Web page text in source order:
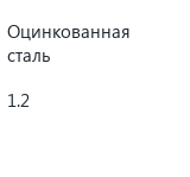
Оцинкованная
сталь
1.2